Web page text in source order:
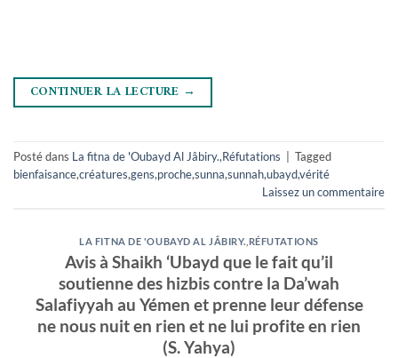
CONTINUER LA LECTURE →
Posté dans La fitna de 'Oubayd Al Jâbiry.,Réfutations
Tagged
bienfaisance,créatures,gens,proche,sunna,sunnah,ubayd,vérité
Laissez un commentaire
LA FITNA DE 'OUBAYD AL JÂBIRY. RÉFUTATIONS
Avis à Shaikh ‘Ubayd que le fait qu’il
soutienne des hizbis contre la Da’wah
Salafiyyah au Yémen et prenne leur défense
ne nous nuit en rien et ne lui profite en rien
(S. Yahya)